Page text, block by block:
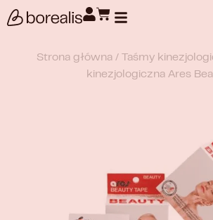
Strona główna/ Taśmy
kinezjologiczna Ares